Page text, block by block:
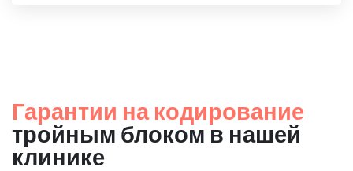
Гарантии на кодирование
тройным блоком в нашей
клинике